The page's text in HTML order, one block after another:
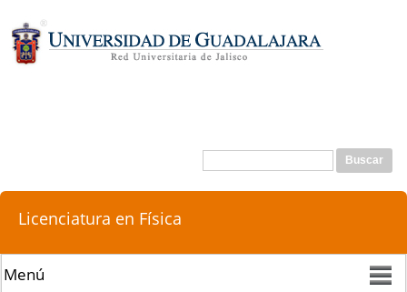
principal
Formulario de búsqueda
Buscar
Licenciatura en Física